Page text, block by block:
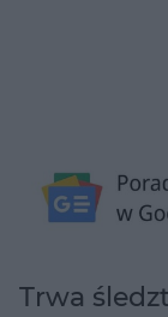
Trwa